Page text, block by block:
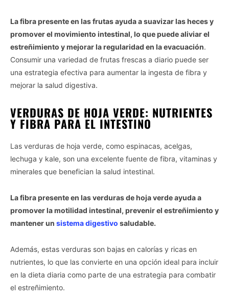
La fibra presente en las frutas ayuda a suavizar las heces y
promover el movimiento intestinal, lo que puede aliviar el
estreñimiento y mejorar la regularidad en la evacuación.
Consumir una variedad de frutas frescas a diario puede ser
una estrategia efectiva para aumentar la ingesta de fibra y
mejorar la salud digestiva.
VERDURAS DE HOJA VERDE: NUTRIENTES
Y FIBRA PARA EL INTESTINO
Las verduras de hoja verde, como espinacas, acelgas,
lechuga y kale, son una excelente fuente de fibra, vitaminas y
minerales que benefician la salud intestinal.
La fibra presente en las verduras de hoja verde ayuda a
promover la motilidad intestinal, prevenir el estreñimiento y
mantener un sistema digestivo saludable.
Además, estas verduras son bajas en calorías y ricas en
nutrientes, lo que las convierte en una opción ideal para incluir
en la dieta diaria como parte de una estrategia para combatir
el estreñimiento.